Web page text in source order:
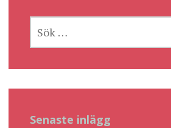
EFTER:
Senaste inlägg